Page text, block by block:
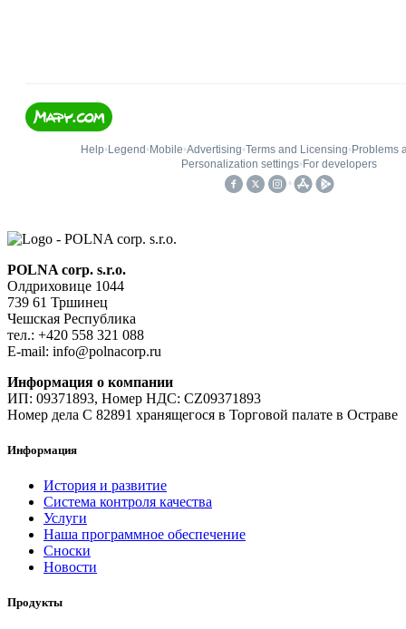
POLNA corp. s.r.o.
Олдриховице 1044
739 61 Тршинец
Чешская Республика
тел.: +420 558 321 088
E-mail: info@polnacorp.ru
Информация о компании
ИП: 09371893, Номер НДС: CZ09371893
Номер дела C 82891 хранящегося в Торговой палате в Остраве
Информация
История и развитие
Система контроля качества
Услуги
Наша программное обеспечение
Сноски
Новости
Продукты